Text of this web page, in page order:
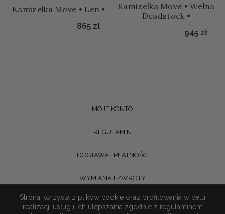
Kamizelka Move • Len •
865 zł
Kamizelka Move • Wełna
Deadstock •
945 zł
MOJE KONTO
REGULAMIN
DOSTAWA I PŁATNOŚCI
WYMIANA I ZWROTY
POLITYKA PRYWATNOŚCI
Strona korzysta z plików cookie oraz profilowania w celu
realizacji usług i ich ulepszania zgodnie z regulaminem